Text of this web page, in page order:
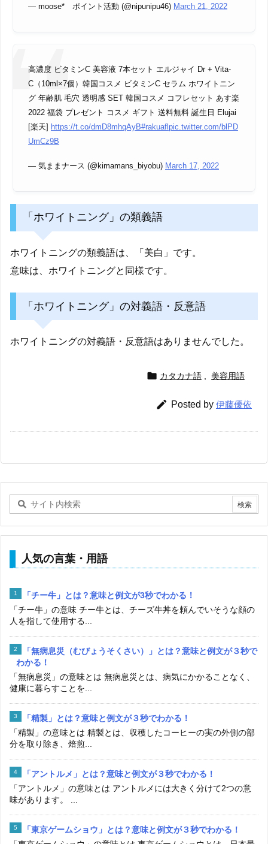
— moose* ポイント活動 (@nipunipu46) March 21, 2022
高濃度 ビタミンC 美容液 7本セット エルジャイ Dr + Vita-
C（10ml×7個）韓国コスメ ビタミンC セラム ホワイトニン
グ 年齢肌 毛穴 透明感 SET 韓国コスメ コフレセット あす楽
2022 福袋 プレゼント コスメ ギフト 送料無料 誕生日 Elujai
[楽天] https://t.co/dmD8mhqAyB#rakuafl pic.twitter.com/blPD
UmCz9B
— 気ままナース (@kimamans_biyobu) March 17, 2022
「ホワイトニング」の類義語
ホワイトニングの類義語は、「美白」です。
意味は、ホワイトニングと同様です。
「ホワイトニング」の対義語・反意語
ホワイトニングの対義語・反意語はありませんでした。
 カタカナ語 美容用語
 Posted by 伊藤優依
人気の言葉・用語
「チー牛」とは？意味と例文が3秒でわかる！
「チー牛」の意味 チー牛とは、チーズ牛丼を頼んでいそうな顔の
人を指して使用する...
「無病息災（むびょうそくさい）」とは？意味と例文が３秒で
わかる！
「無病息災」の意味とは 無病息災とは、病気にかかることなく、
健康に暮らすことを...
「精製」とは？意味と例文が３秒でわかる！
「精製」の意味とは 精製とは、収穫したコーヒーの実の外側の部
分を取り除き、焙煎...
「アントルメ」とは？意味と例文が３秒でわかる！
「アントルメ」の意味とは アントルメには大きく分けて2つの意
味があります。 ...
「東京ゲームショウ」とは？意味と例文が３秒でわかる！